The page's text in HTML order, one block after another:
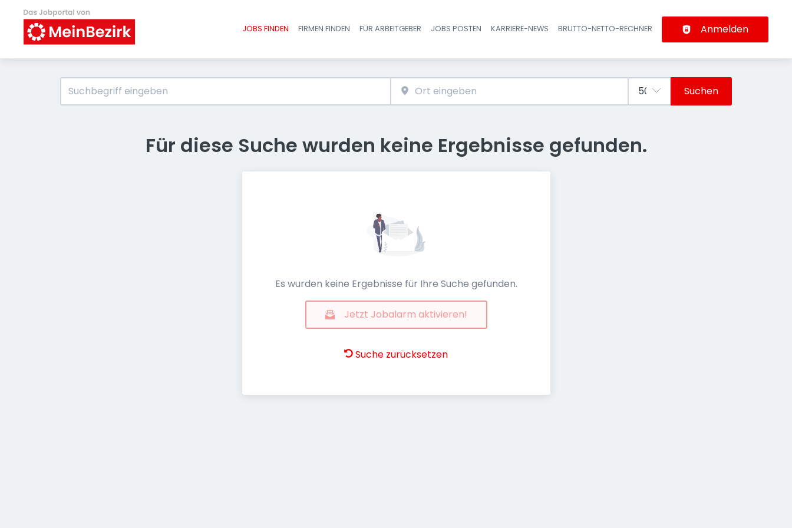
Haupt-Navigation
JOBS FINDEN FIRMEN FINDEN FÜR ARBEITGEBER JOBS POSTEN KARRIERE-NEWS BRUTTO-NETTO-RECHNER Anmelden
Suchen
Für diese Suche wurden keine Ergebnisse gefunden.
Es wurden keine Ergebnisse für Ihre Suche gefunden.
Jetzt Jobalarm aktivieren!
Suche zurücksetzen